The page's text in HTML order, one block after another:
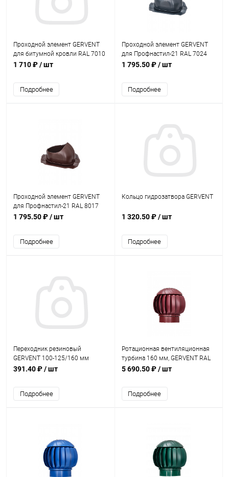
Проходной элемент GERVENT
для битумной кровли RAL 7010
1 710 ₽/ шт
Подробнее
Проходной элемент GERVENT
для Профнастил-21 RAL 7024
1 795.50 ₽/ шт
Подробнее
Проходной элемент GERVENT
для Профнастил-21 RAL 8017
1 795.50 ₽/ шт
Подробнее
Кольцо гидрозатвора GERVENT
1 320.50 ₽/ шт
Подробнее
Переходник резиновый
GERVENT 100-125/160 мм
391.40 ₽/ шт
Подробнее
Ротационная вентиляционная
турбина 160 мм, GERVENT RAL
3005
5 690.50 ₽/ шт
Подробнее